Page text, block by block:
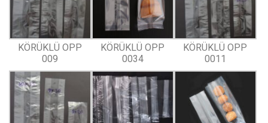
KÖRÜKLÜ OPP
009
KÖRÜKLÜ OPP
0034
KÖRÜKLÜ OPP
0011